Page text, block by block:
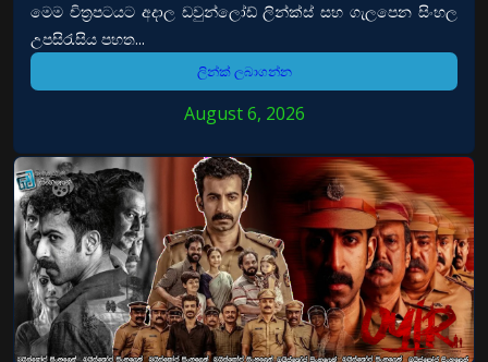
මෙම චිත්‍රපටයට අදාල ඩවුන්ලෝඩ් ලින්ක්ස් සහ ගැලපෙන සිංහල
උපසිරැසිය පහත...
ලින්ක් ලබාගන්න
August 6, 2026